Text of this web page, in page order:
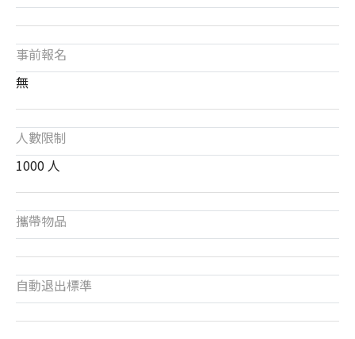
事前報名
無
人數限制
1000 人
攜帶物品
自動退出標準